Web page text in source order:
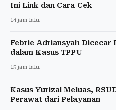
Ini Link dan Cara Cek
14 jam lalu
Febrie Adriansyah Dicecar
dalam Kasus TPPU
15 jam lalu
Kasus Yurizal Meluas,
Perawat dari Pelayanan